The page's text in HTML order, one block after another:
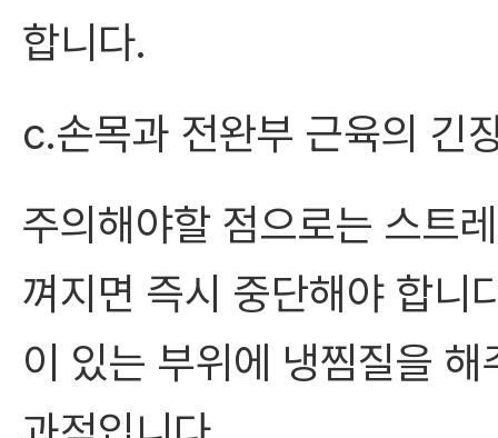
합니다.
c.손목과 전완부 근육의 긴
주의해야할 점으로는 스트
껴지면 즉시 중단해야 합니
이 있는 부위에 냉찜질을